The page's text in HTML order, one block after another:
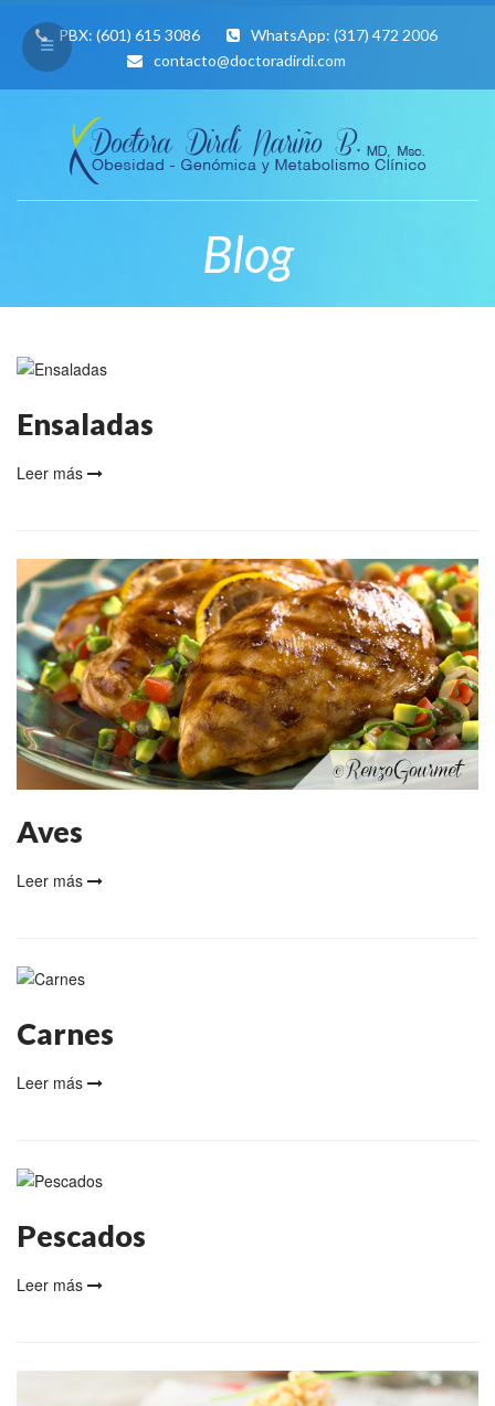
PBX: (601) 615 3086 WhatsApp: (317) 472 2006
contacto@doctoradirdi.com
Blog
Ensaladas
Leer más
Aves
Leer más
Carnes
Leer más
Pescados
Leer más